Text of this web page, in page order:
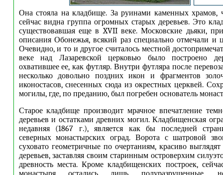
Она стояла на кладбище. За руинами каменных храмов,
сейчас видна группа огромных старых деревьев. Это
существовавшая еще в XVII веке. Московские дьяки,
описания Обонежья, всякий раз специально отмечали и
Очевидно, и то и другое считалось местной
веке над Лазаревской церковью было построено
охватившее ее, как футляр. Внутри футляра после
несколько довольно поздних икон и фрагментов
иконостасов, снесенных сюда из окрестных церквей.
могилы, где, по преданию, был погребен основатель
Старое кладбище производит мрачное впечатление
деревьев и остатками древних могил. Кладбищенская
недавняя (1867 г.), является как бы последней
северных монастырских оград. Ворота с шатровой
суховато геометричные по очертаниям, красиво
деревьев, заставляя своим старинным островерхим
древность места. Кроме кладбищенских построек,